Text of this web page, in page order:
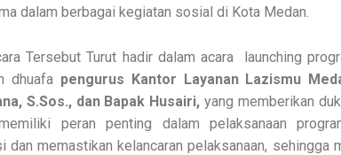
dalam berbagai kegiatan sosial di Kota Medan.
Tersebut Turut hadir dalam acara launching
dhuafa pengurus Kantor Layanan Lazismu
S.Sos., dan Bapak Husairi, yang memberikan
peran penting dalam pelaksanaan
dan memastikan kelancaran pelaksanaan, sehingga